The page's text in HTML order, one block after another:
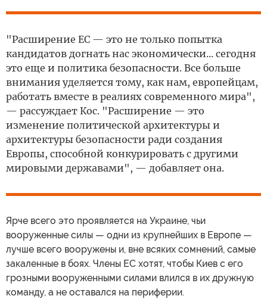
"Расширение ЕС — это не только попытка
кандидатов догнать нас экономически... сегодня
это еще и политика безопасности. Все больше
внимания уделяется тому, как нам, европейцам,
работать вместе в реалиях современного мира",
— рассуждает Кос. "Расширение — это
изменение политической архитектуры и
архитектуры безопасности ради создания
Европы, способной конкурировать с другими
мировыми державами", — добавляет она.
Ярче всего это проявляется на Украине, чьи
вооруженные силы — одни из крупнейших в Европе —
лучше всего вооружены и, вне всяких сомнений, самые
закаленные в боях. Члены ЕС хотят, чтобы Киев с его
грозными вооруженными силами влился в их дружную
команду, а не оставался на периферии.